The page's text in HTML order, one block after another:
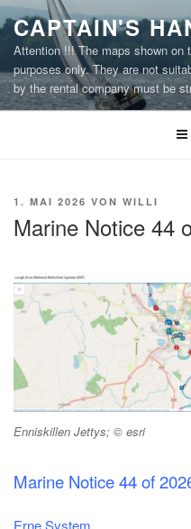
Zum
Inhalt
springen
CAPTAIN'S
Attention !!! The maps shown on
purposes only. They are not
by the rental company must be
VERÖFFENTLICHT
1. MAI 2026 VON WILLI
Marine Notice 44
Enniskillen Jettys; © esri
Marine Notice 44 of